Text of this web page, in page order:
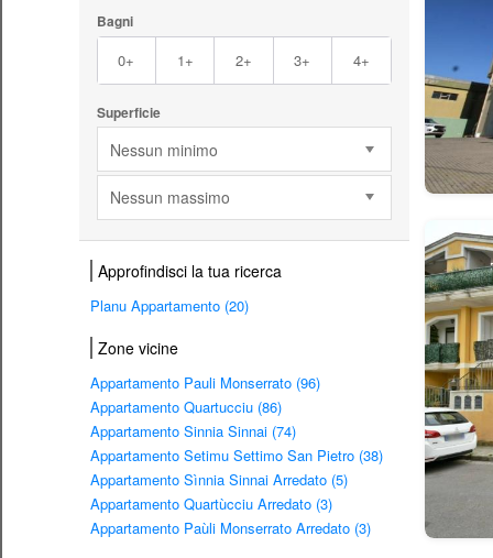
Bagni
0+ 1+ 2+ 3+ 4+
Superficie
Nessun minimo
Nessun massimo
Approfindisci la tua ricerca
Planu Appartamento (20)
Zone vicine
Appartamento Pauli Monserrato (96)
Appartamento Quartucciu (86)
Appartamento Sinnia Sinnai (74)
Appartamento Setimu Settimo San Pietro (38)
Appartamento Sìnnia Sinnai Arredato (5)
Appartamento Quartùcciu Arredato (3)
Appartamento Paùli Monserrato Arredato (3)